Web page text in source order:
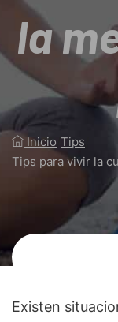
la
Inicio Tips
Tips para vivir la
Existen